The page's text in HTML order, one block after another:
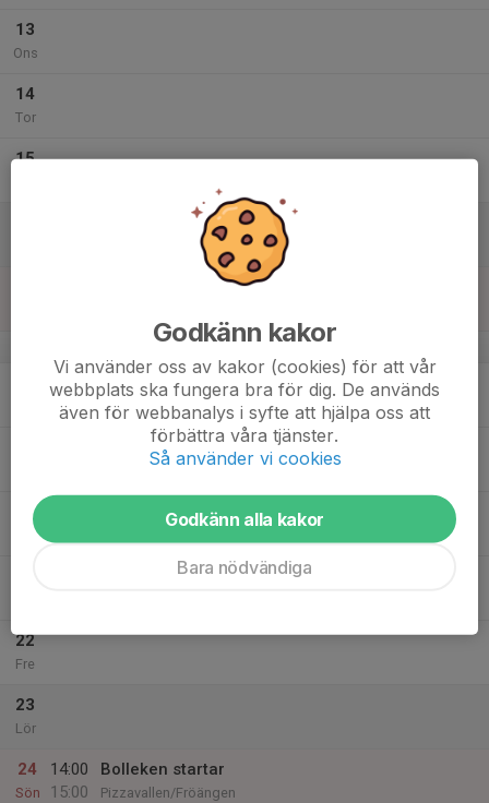
13
Ons
14
Tor
15
v.34
20
Ons
22
Fre
23
Lör
24
Sön
14:00
15:00
Bolleken startar
Pizzavallen/Fröängen
Godkänn kakor
Vi använder oss av kakor (cookies) för att vår
webbplats ska fungera bra för dig. De används
även för webbanalys i syfte att hjälpa oss att
förbättra våra tjänster.
Så använder vi cookies
Godkänn alla kakor
Bara nödvändiga